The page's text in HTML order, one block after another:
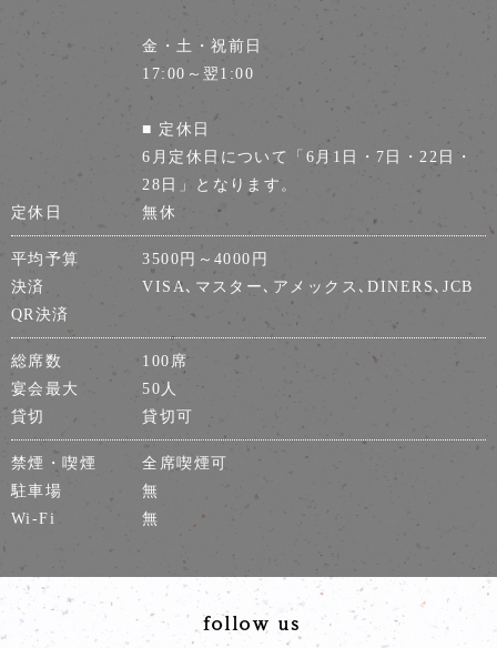
金・土・祝前日
17:00～翌1:00
■ 定休日
6月定休日について「6月1日・7日・22日・
28日」となります。
定休日
無休
平均予算
3500円～4000円
決済
VISA､マスター､アメックス､DINERS､JCB
QR決済
総席数
100席
宴会最大
50人
貸切
貸切可
禁煙・喫煙
全席喫煙可
駐車場
無
Wi-Fi
無